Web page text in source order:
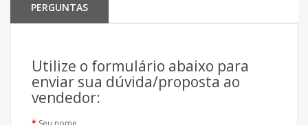
PERGUNTAS
Utilize o formulário abaixo para
enviar sua dúvida/proposta ao
vendedor: